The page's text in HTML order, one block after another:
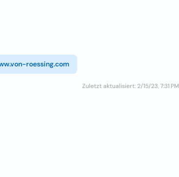
roessing.com
Zuletzt aktualisiert: 2/15/23, 7:31 PM